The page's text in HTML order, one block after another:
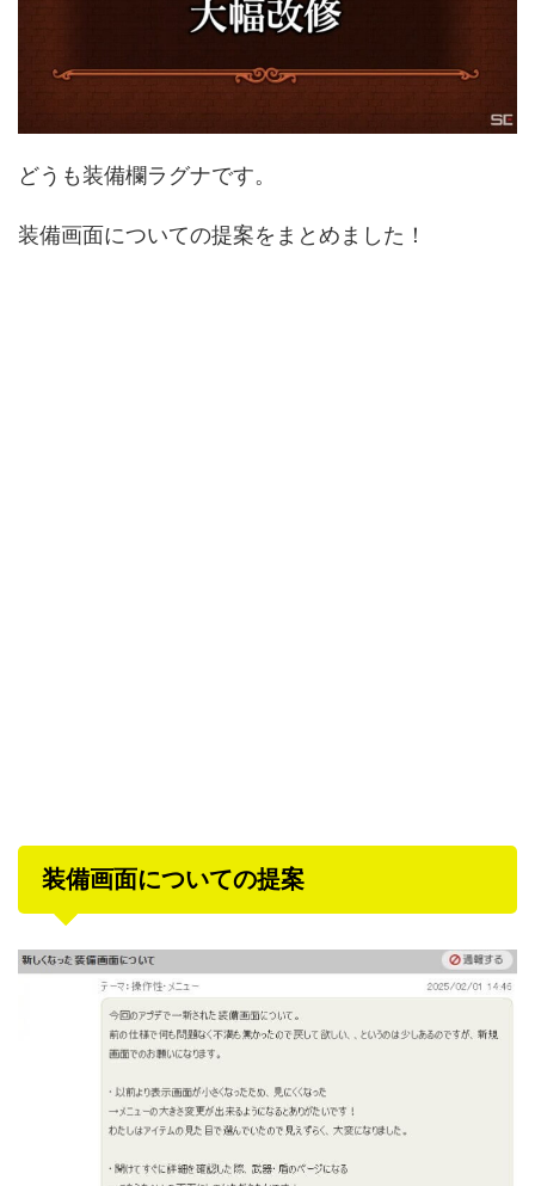
どうも装備欄ラグナです。
装備画面についての提案をまとめました！
装備画面についての提案